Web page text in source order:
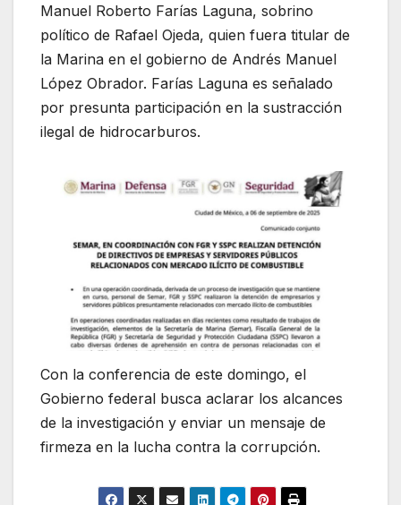
Manuel Roberto Farías Laguna, sobrino
político de Rafael Ojeda, quien fuera titular de
la Marina en el gobierno de Andrés Manuel
López Obrador. Farías Laguna es señalado
por presunta participación en la sustracción
ilegal de hidrocarburos.
Con la conferencia de este domingo, el
Gobierno federal busca aclarar los alcances
de la investigación y enviar un mensaje de
firmeza en la lucha contra la corrupción.